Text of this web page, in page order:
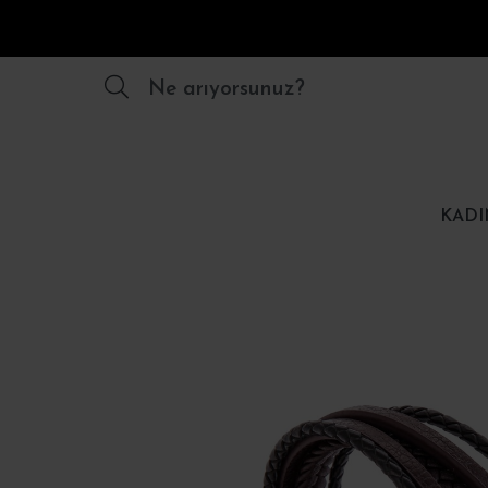
Ne arıyorsunuz?